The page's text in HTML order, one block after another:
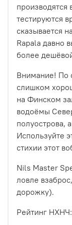
тестируются
сказывается
Rapala давно
более
Внимание! По
слишком
на Финском
водоёмы
полуострова,
Используйте
стихии этот
Nils Master
ловле
дорожку).
Рейтинг НХНЧ: